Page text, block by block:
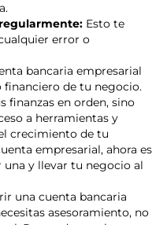
Esto te
error o
bancaria empresarial
financiero de tu negocio.
finanzas en orden, sino
a herramientas y
crecimiento de tu
empresarial, ahora es
y llevar tu negocio al
una cuenta bancaria
asesoramiento, no